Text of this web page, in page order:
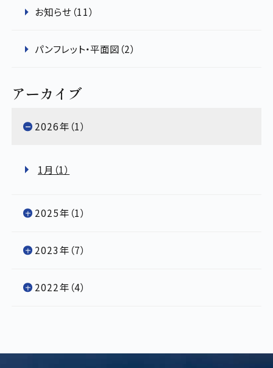
お知らせ（11）
パンフレット・平面図（2）
アーカイブ
2026年（1）
1月（1）
2025年（1）
2023年（7）
2022年（4）